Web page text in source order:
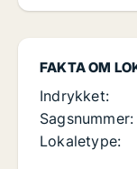
FAKTA OM
Indrykket:
Sagsnummer:
Lokaletype: